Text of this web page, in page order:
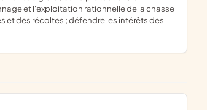
et l'exploitation rationnelle de la chasse
et des récoltes ; défendre les intérêts des